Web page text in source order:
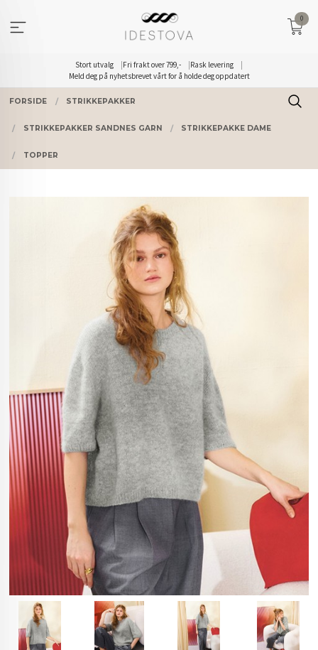
innholdet
Stort utvalg Fri frakt over 799,-
Rask levering
Meld deg på nyhetsbrevet vårt for å holde deg oppdatert
0
FORSIDE STRIKKEPAKKER
STRIKKEPAKKER SANDNES GARN STRIKKEPAKKE DAME
TOPPER